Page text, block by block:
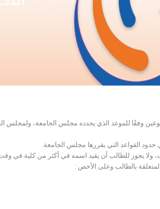
وفقًا للموعد الذي يحدده مجلس الجامعة، ولمجلس
حدود القواعد التي يقررها مجلس الجامعة.
ولا يجوز للطالب أن يقيد اسمه في أكثر من كلية في
بالطالب وعلى الأخص :